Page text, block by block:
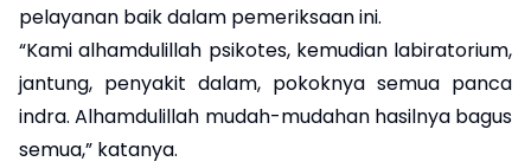
pelayanan baik dalam pemeriksaan ini.
“Kami alhamdulillah psikotes, kemudian labiratorium,
jantung, penyakit dalam, pokoknya semua panca
indra. Alhamdulillah mudah-mudahan hasilnya bagus
semua,” katanya.